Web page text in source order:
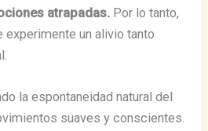
atrapadas. Por lo tanto,
un alivio tanto
la espontaneidad natural del
suaves y conscientes.